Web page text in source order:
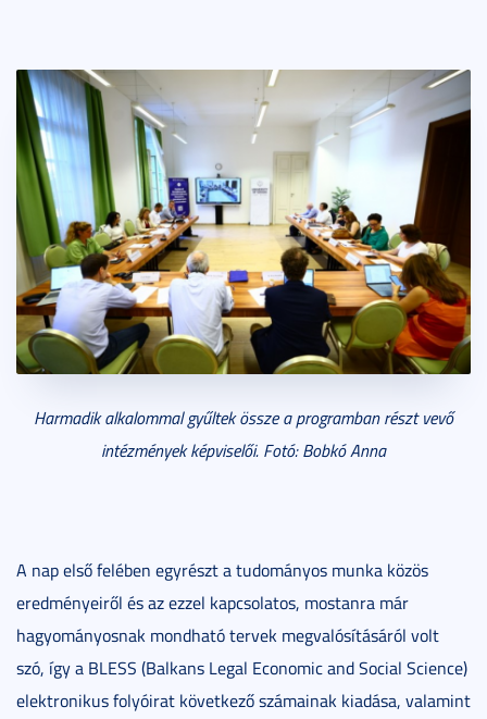
Harmadik alkalommal gyűltek össze a programban részt vevő
intézmények képviselői. Fotó: Bobkó Anna
A nap első felében egyrészt a tudományos munka közös
eredményeiről és az ezzel kapcsolatos, mostanra már
hagyományosnak mondható tervek megvalósításáról volt
szó, így a BLESS (Balkans Legal Economic and Social Science)
elektronikus folyóirat következő számainak kiadása, valamint